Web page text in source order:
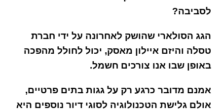
לסביבה?
הגג הסולארי שהושק לאחרונה על ידי חברת
טסלה והיזם איילון מאסק, יכול לחולל מהפכה
באופן שבו אנו צורכים חשמל.
אמנם מדובר כרגע רק על גגות בתים פרטיים,
אולם גלישת הטכנולוגיה לסוגי דיור נוספים היא